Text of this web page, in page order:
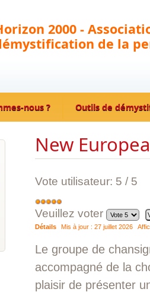
2000 -
de la
nous ? Outils de
New
Vote utilisateur: 5 / 5
Veuillez voter
Détails Mis à jour : 27 juillet 2026
Le groupe de
accompagné de la
plaisir de présenter